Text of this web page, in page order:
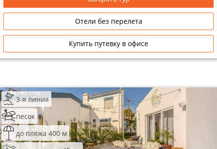
Отели без перелета
Купить путевку в офисе
3-я линия
песок
до пляжа 400 м